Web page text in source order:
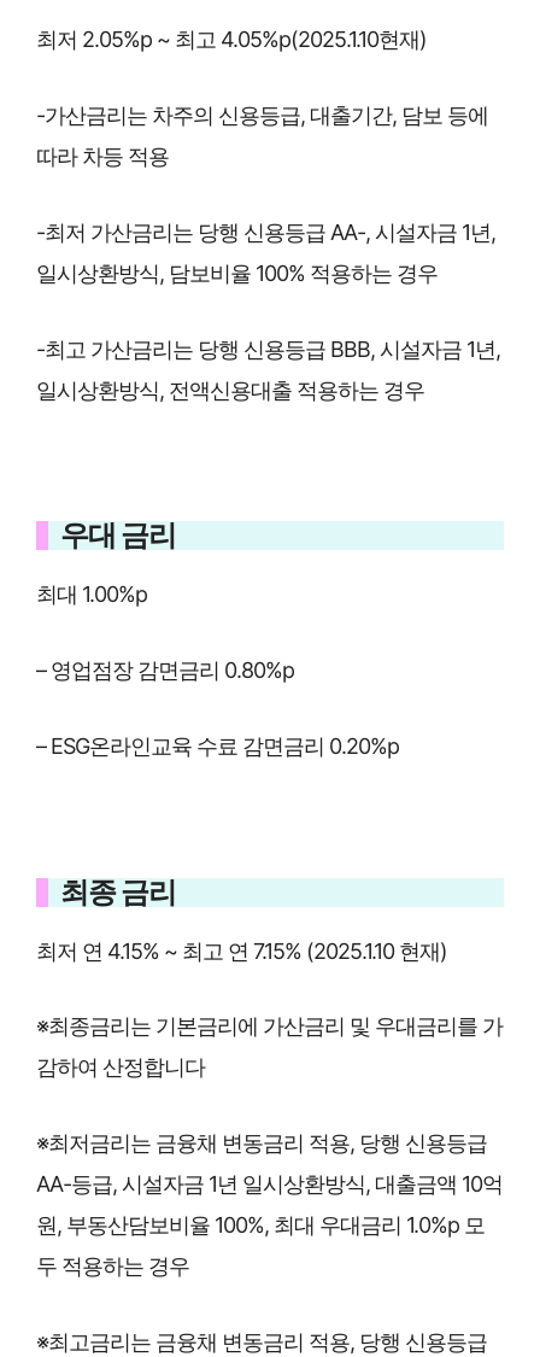
최저 2.05%p ~ 최고 4.05%p(2025.1.10현재)
-가산금리는 차주의 신용등급, 대출기간, 담보 등에
따라 차등 적용
-최저 가산금리는 당행 신용등급 AA-, 시설자금 1년,
일시상환방식, 담보비율 100% 적용하는 경우
-최고 가산금리는 당행 신용등급 BBB, 시설자금 1년,
일시상환방식, 전액신용대출 적용하는 경우
우대 금리
최대 1.00%p
– 영업점장 감면금리 0.80%p
– ESG온라인교육 수료 감면금리 0.20%p
최종 금리
최저 연 4.15% ~ 최고 연 7.15% (2025.1.10 현재)
※최종금리는 기본금리에 가산금리 및 우대금리를 가
감하여 산정합니다
※최저금리는 금융채 변동금리 적용, 당행 신용등급
AA-등급, 시설자금 1년 일시상환방식, 대출금액 10억
원, 부동산담보비율 100%, 최대 우대금리 1.0%p 모
두 적용하는 경우
※최고금리는 금융채 변동금리 적용, 당행 신용등급